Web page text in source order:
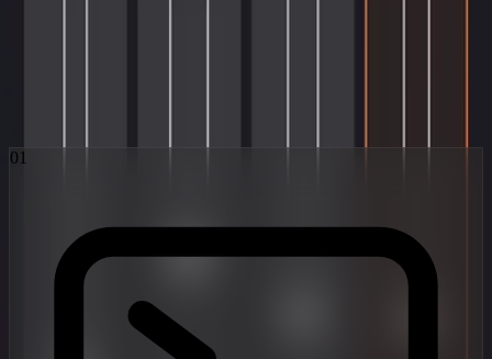
01